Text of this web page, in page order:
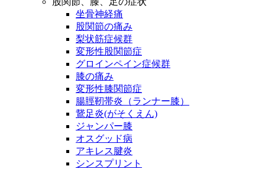
坐骨神経痛
股関節の痛み
梨状筋症候群
変形性股関節症
グロインペイン症候群
膝の痛み
変形性膝関節症
腸脛靭帯炎（ランナー膝）
鵞足炎(がそくえん)
ジャンパー膝
オスグッド病
アキレス腱炎
シンスプリント